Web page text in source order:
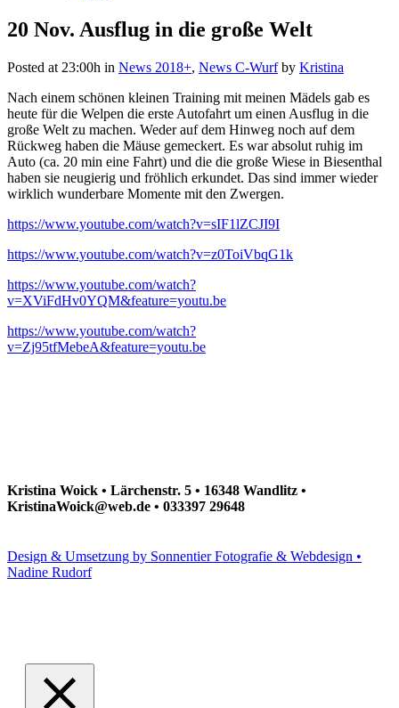
20 Nov. Ausflug in die große Welt
Posted at 23:00h in News 2018+, News C-Wurf by Kristina
Nach einem schönen kleinen Training mit meinen Mädels gab es
heute für die Welpen die erste Autofahrt um einen Ausflug in die
große Welt zu machen. Weder auf dem Hinweg noch auf dem
Rückweg haben die Mäuse gemeckert. Es war absolut ruhig im
Auto (ca. 20 min eine Fahrt) und die die große Wiese in Biesenthal
haben sie neugierig und fröhlich erkundet. Das sind immer wieder
wirklich wunderbare Momente mit den Zwergen.
https://www.youtube.com/watch?v=sIF1lZCJI9I
https://www.youtube.com/watch?v=z0ToiVbqG1k
https://www.youtube.com/watch?
v=XViFdHv0YQM&feature=youtu.be
https://www.youtube.com/watch?
v=Zj95tfMebeA&feature=youtu.be
Kristina Woick • Lärchenstr. 5 • 16348 Wandlitz •
KristinaWoick@web.de • 033397 29648
Design & Umsetzung by Sonnentier Fotografie & Webdesign •
Nadine Rudorf